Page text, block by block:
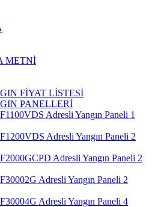
METNİ
FİYAT LİSTESİ
PANELLERİ
Adresli Yangın Paneli 1
Adresli Yangın Paneli 2
Adresli Yangın Paneli 2
Adresli Yangın Paneli 2
Adresli Yangın Paneli 4